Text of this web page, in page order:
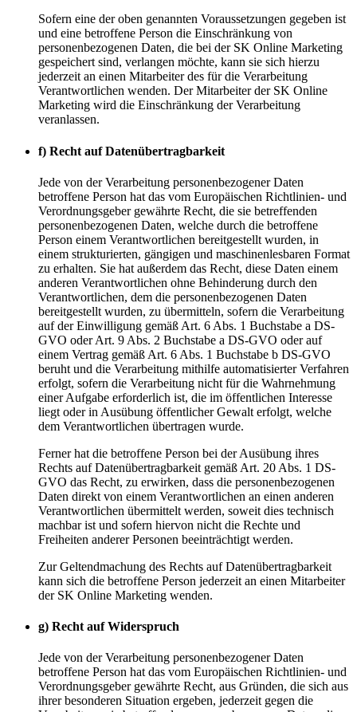
Sofern eine der oben genannten Voraussetzungen gegeben ist
und eine betroffene Person die Einschränkung von
personenbezogenen Daten, die bei der SK Online Marketing
gespeichert sind, verlangen möchte, kann sie sich hierzu
jederzeit an einen Mitarbeiter des für die Verarbeitung
Verantwortlichen wenden. Der Mitarbeiter der SK Online
Marketing wird die Einschränkung der Verarbeitung
veranlassen.
f) Recht auf Datenübertragbarkeit
Jede von der Verarbeitung personenbezogener Daten
betroffene Person hat das vom Europäischen Richtlinien- und
Verordnungsgeber gewährte Recht, die sie betreffenden
personenbezogenen Daten, welche durch die betroffene
Person einem Verantwortlichen bereitgestellt wurden, in
einem strukturierten, gängigen und maschinenlesbaren Format
zu erhalten. Sie hat außerdem das Recht, diese Daten einem
anderen Verantwortlichen ohne Behinderung durch den
Verantwortlichen, dem die personenbezogenen Daten
bereitgestellt wurden, zu übermitteln, sofern die Verarbeitung
auf der Einwilligung gemäß Art. 6 Abs. 1 Buchstabe a DS-
GVO oder Art. 9 Abs. 2 Buchstabe a DS-GVO oder auf
einem Vertrag gemäß Art. 6 Abs. 1 Buchstabe b DS-GVO
beruht und die Verarbeitung mithilfe automatisierter Verfahren
erfolgt, sofern die Verarbeitung nicht für die Wahrnehmung
einer Aufgabe erforderlich ist, die im öffentlichen Interesse
liegt oder in Ausübung öffentlicher Gewalt erfolgt, welche
dem Verantwortlichen übertragen wurde.
Ferner hat die betroffene Person bei der Ausübung ihres
Rechts auf Datenübertragbarkeit gemäß Art. 20 Abs. 1 DS-
GVO das Recht, zu erwirken, dass die personenbezogenen
Daten direkt von einem Verantwortlichen an einen anderen
Verantwortlichen übermittelt werden, soweit dies technisch
machbar ist und sofern hiervon nicht die Rechte und
Freiheiten anderer Personen beeinträchtigt werden.
Zur Geltendmachung des Rechts auf Datenübertragbarkeit
kann sich die betroffene Person jederzeit an einen Mitarbeiter
der SK Online Marketing wenden.
g) Recht auf Widerspruch
Jede von der Verarbeitung personenbezogener Daten
betroffene Person hat das vom Europäischen Richtlinien- und
Verordnungsgeber gewährte Recht, aus Gründen, die sich aus
ihrer besonderen Situation ergeben, jederzeit gegen die